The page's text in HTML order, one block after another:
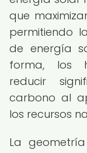
que
permitiendo
de energía
forma, los
reducir
carbono al
los recursos
La